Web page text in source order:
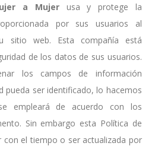
a Mujerusa y protege la
por sus usuarios al
sitio web. Esta compañía está
de los datos de sus usuarios.
los campos de información
pueda ser identificado, lo hacemos
empleará de acuerdo con los
Sin embargo esta Política de
con el tiempo o ser actualizada por